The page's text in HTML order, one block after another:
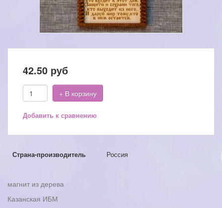
42.50 руб
+ В корзину
Добавить к сравнению
Страна-производитель Россия
магнит из дерева
Казанская ИБМ